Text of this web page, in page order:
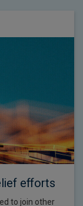
efforts
to join other